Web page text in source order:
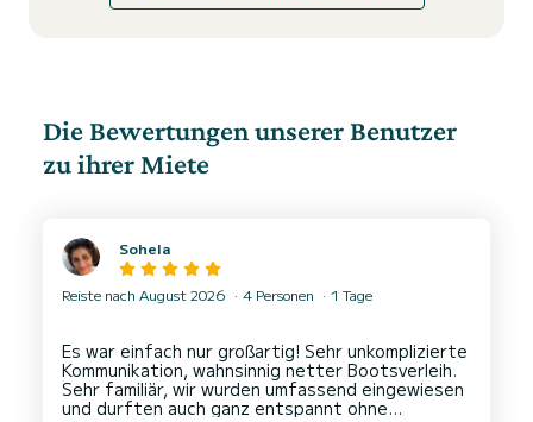
Die Bewertungen unserer Benutzer
zu ihrer Miete
Sohela
Reiste nach August 2026 4 Personen 1 Tage
Es war einfach nur großartig! Sehr unkomplizierte
Kommunikation, wahnsinnig netter Bootsverleih.
Sehr familiär, wir wurden umfassend eingewiesen
und durften auch ganz entspannt ohne